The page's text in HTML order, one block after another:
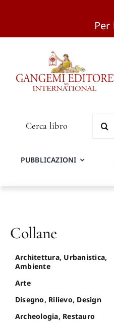
Cerca libro
per:
PUBBLICAZIONI
Collane
Architettura, Urbanistica,
Ambiente
Arte
Disegno, Rilievo, Design
Archeologia, Restauro